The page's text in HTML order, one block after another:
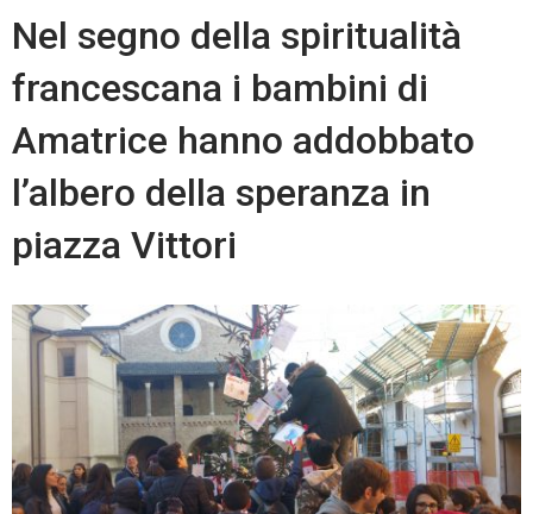
incontro
sulla
dipendenza
alcool
Nel segno della spiritualità
francescana i bambini di
Amatrice hanno addobbato
l’albero della speranza in
piazza Vittori